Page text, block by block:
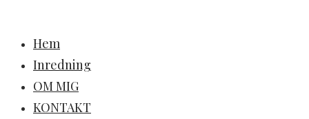
Hem
Inredning
OM MIG
KONTAKT